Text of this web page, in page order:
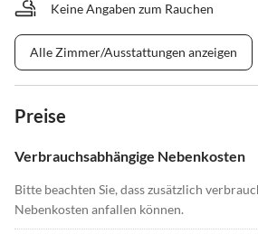
Keine Angaben zum Rauchen
Alle Zimmer/Ausstattungen anzeigen
Preise
Verbrauchsabhängige Nebenkosten
Bitte beachten Sie, dass zusätzlich
Nebenkosten anfallen können.